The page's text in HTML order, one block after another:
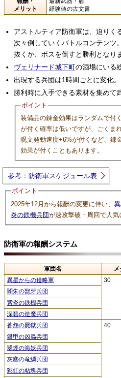
メリット
経験値の古文書
アストルティア防衛軍は、迫りく
次々倒していくバトルコンテンツ
抜くか、ボスを倒すと勝利となり
ヴェリナード城下町の酒場にいる
出現する兵団は1時間ごとに変化。
勝利時に入手できる素材を集めて
ポイント
装備品の錬金効果はランダムで付
が付く確率は低いですが、ごくま
呪文発動速度+6%が付くなど、錬
効果が付くこともあります。
参考：防衛軍スケジュール表
ポイント
2025年12月から報酬の変更に伴い、
炎の鉄機兵団が速攻撃破・周回で人気
防衛軍の報酬システム
軍団名 メ
異星からの侵略軍
30
闇朱の獣牙兵団
紫炎の鉄機兵団
深碧の造魔兵団
蒼怨の屍獄兵団
40
銀甲の凶蟲兵団
翠煙の海妖兵団
灰塵の竜鱗兵団
彩虹の粘塊兵団